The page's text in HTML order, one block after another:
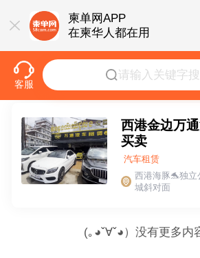
柬单网APP
在柬华人都在用
客服
西港金边万
买卖
汽车租赁
西港海豚🐬独立
城斜对面
(｡◕ˇ∀ˇ◕）没有更多内